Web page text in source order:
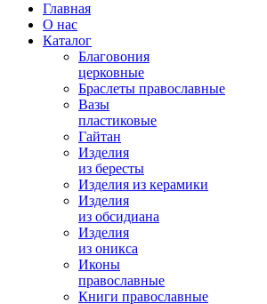
Главная
О нас
Каталог
Благовония
церковные
Браслеты православные
Вазы
пластиковые
Гайтан
Изделия
из бересты
Изделия из керамики
Изделия
из обсидиана
Изделия
из оникса
Иконы
православные
Книги православные